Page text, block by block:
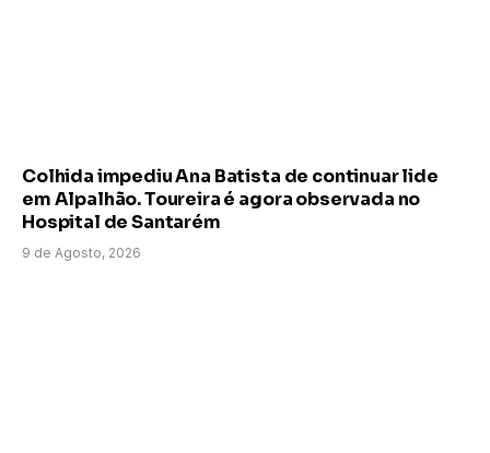
Colhida impediu Ana Batista de continuar lide
em Alpalhão. Toureira é agora observada no
Hospital de Santarém
9 de Agosto, 2026